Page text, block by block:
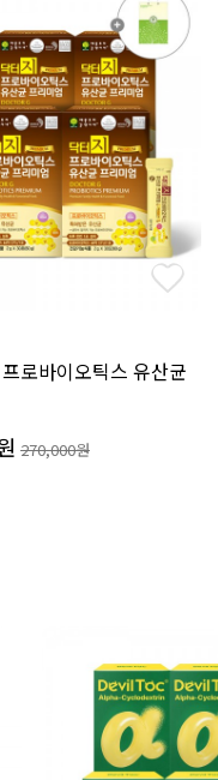
로바이오틱스 유산균
270,000원